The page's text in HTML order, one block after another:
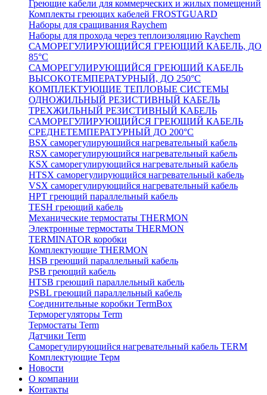
Греющие кабели для коммерческих и жилых помещений
Комплекты греющих кабелей FROSTGUARD
Наборы для сращивания Raychem
Наборы для прохода через теплоизоляцию Raychem
САМОРЕГУЛИРУЮЩИЙСЯ ГРЕЮЩИЙ КАБЕЛЬ, ДО
85°С
САМОРЕГУЛИРУЮЩИЙСЯ ГРЕЮЩИЙ КАБЕЛЬ
ВЫСОКОТЕМПЕРАТУРНЫЙ, ДО 250°С
КОМПЛЕКТУЮЩИЕ ТЕПЛОВЫЕ СИСТЕМЫ
ОДНОЖИЛЬНЫЙ РЕЗИСТИВНЫЙ КАБЕЛЬ
ТРЕХЖИЛЬНЫЙ РЕЗИСТИВНЫЙ КАБЕЛЬ
САМОРЕГУЛИРУЮЩИЙСЯ ГРЕЮЩИЙ КАБЕЛЬ
СРЕДНЕТЕМПЕРАТУРНЫЙ ДО 200°С
BSX саморегулирующийся нагревательный кабель
RSX саморегулирующийся нагревательный кабель
KSX саморегулирующийся нагревательный кабель
HTSX саморегулирующийся нагревательный кабель
VSX саморегулирующийся нагревательный кабель
НРТ греющий параллельный кабель
TESH греющий кабель
Механические термостаты THERMON
Электронные термостаты THERMON
TERMINATOR коробки
Комплектующие THERMON
HSB греющий параллельный кабель
PSB греющий кабель
HTSB греющий параллельный кабель
PSBL греющий параллельный кабель
Соединительные коробки TermBox
Терморегуляторы Term
Термостаты Term
Датчики Term
Саморегулирующийся нагревательный кабель TERM
Комплектующие Терм
Новости
О компании
Контакты